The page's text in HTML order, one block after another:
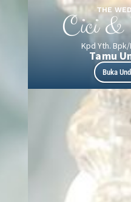
THE
Cici &
Kpd Yth.
Tamu
Buka